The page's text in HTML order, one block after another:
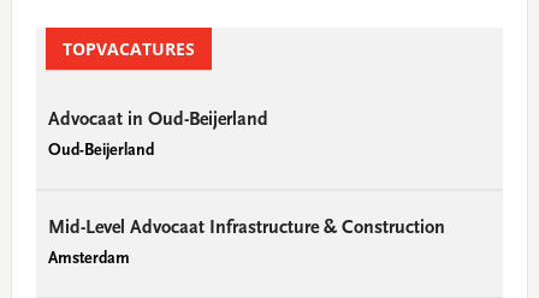
TOPVACATURES
Advocaat in Oud-Beijerland
Oud-Beijerland
Mid-Level Advocaat Infrastructure & Construction
Amsterdam